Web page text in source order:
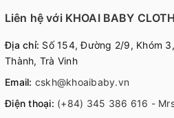
Liên hệ với KHOAI BABY
Địa chỉ: Số 154, Đường 2/9, Khóm
Thành, Trà Vinh
Email: cskh@khoaibaby.vn
Điện thoại: (+84) 345 386 616 -